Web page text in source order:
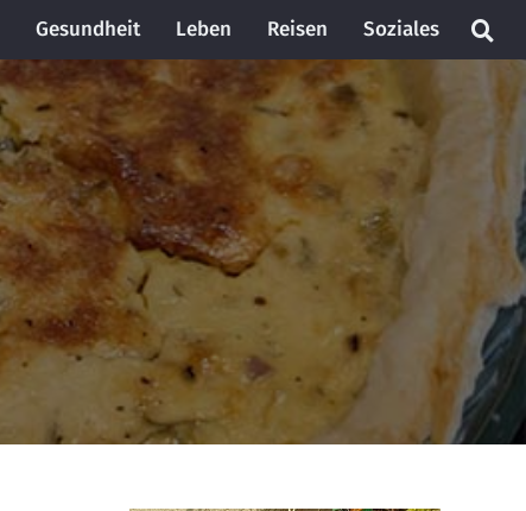
Gesundheit Leben Reisen Soziales